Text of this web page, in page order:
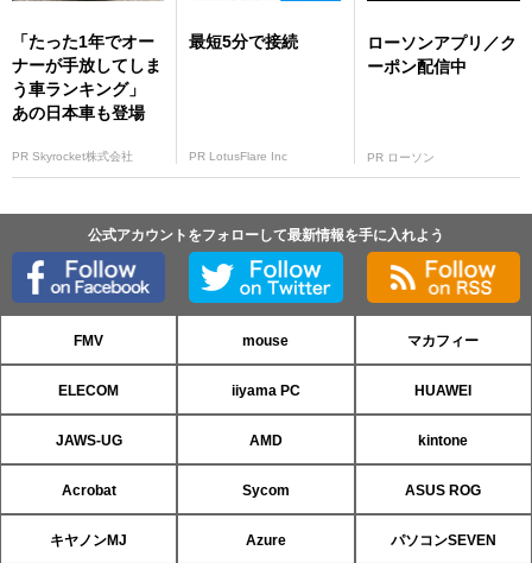
「たった1年でオー
ナーが手放してしま
う車ランキング」
あの日本車も登場
PR Skyrocket株式会社
最短5分で接続
PR LotusFlare Inc
ローソンアプリ／ク
ーポン配信中
PR ローソン
公式アカウントをフォローして最新情報を手に入れよう
FMV mouse マカフィー
ELECOM iiyama PC HUAWEI
JAWS-UG AMD kintone
Acrobat Sycom ASUS ROG
キヤノンMJ Azure パソコンSEVEN